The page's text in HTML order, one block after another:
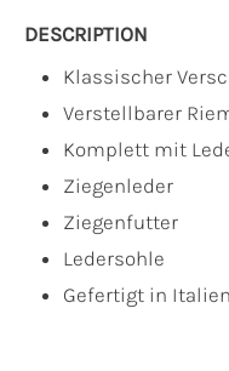
DESCRIPTION
Klassischer
Verstellbarer
Komplett mit
Ziegenleder
Ziegenfutter
Ledersohle
Gefertigt in Italien